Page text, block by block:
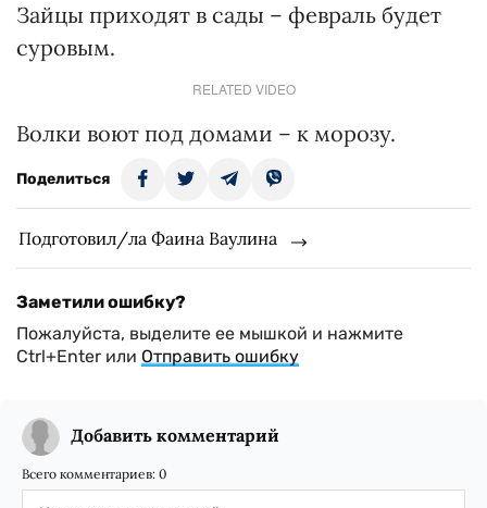
Зайцы приходят в сады – февраль будет
суровым.
RELATED VIDEO
Волки воют под домами – к морозу.
Поделиться
Подготовил/ла Фаина Ваулина
Заметили ошибку?
Пожалуйста, выделите ее мышкой и нажмите
Ctrl+Enter или Отправить ошибку
Добавить комментарий
Всего комментариев: 0